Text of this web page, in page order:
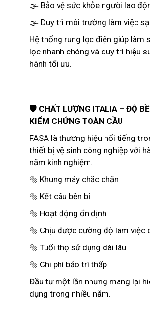
🌫️ Bảo vệ sức khỏe người lao
🌫️ Duy trì môi trường làm việc
Hệ thống rung lọc điện giúp làm
lọc nhanh chóng và duy trì hiệu
hành tối ưu.
🛡️ CHẤT LƯỢNG ITALIA – ĐỘ
KIỂM CHỨNG TOÀN CẦU
FASA là thương hiệu nổi tiếng
thiết bị vệ sinh công nghiệp với
năm kinh nghiệm.
🔩 Khung máy chắc chắn
🔩 Kết cấu bền bỉ
🔩 Hoạt động ổn định
🔩 Chịu được cường độ làm việc
🔩 Tuổi thọ sử dụng dài lâu
🔩 Chi phí bảo trì thấp
Đầu tư một lần nhưng mang lại
dụng trong nhiều năm.